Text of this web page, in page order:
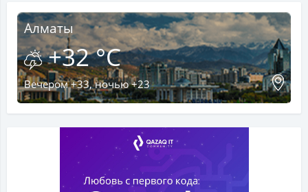
Алматы
+32 °C
Вечером +33, ночью +23